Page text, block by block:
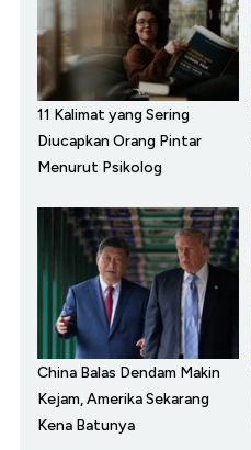
11 Kalimat yang Sering
Diucapkan Orang Pintar
Menurut Psikolog
China Balas Dendam Makin
Kejam, Amerika Sekarang
Kena Batunya